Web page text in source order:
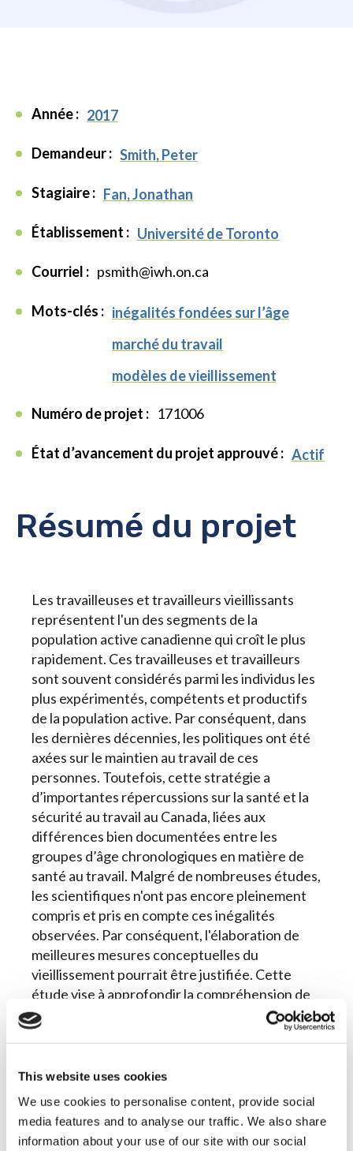
This website uses cookies
We use cookies to personalise content, provide social
media features and to analyse our traffic. We also share
information about your use of our site with our social
Année : 2017
Demandeur : Smith, Peter
Stagiaire : Fan, Jonathan
Établissement : Université de Toronto
Courriel : psmith@iwh.on.ca
Mots-clés : inégalités fondées sur l’âge
marché du travail
modèles de vieillissement
Numéro de projet : 171006
État d’avancement du projet approuvé : Actif
Résumé du projet
Les travailleuses et travailleurs vieillissants
représentent l'un des segments de la
population active canadienne qui croît le plus
rapidement. Ces travailleuses et travailleurs
sont souvent considérés parmi les individus les
plus expérimentés, compétents et productifs
de la population active. Par conséquent, dans
les dernières décennies, les politiques ont été
axées sur le maintien au travail de ces
personnes. Toutefois, cette stratégie a
d’importantes répercussions sur la santé et la
sécurité au travail au Canada, liées aux
différences bien documentées entre les
groupes d’âge chronologiques en matière de
santé au travail. Malgré de nombreuses études,
les scientifiques n'ont pas encore pleinement
compris et pris en compte ces inégalités
observées. Par conséquent, l'élaboration de
meilleures mesures conceptuelles du
vieillissement pourrait être justifiée. Cette
étude vise à approfondir la compréhension de
la diversité conceptuelle de l’âge grâce à
l’élaboration et à l’application de mesures de